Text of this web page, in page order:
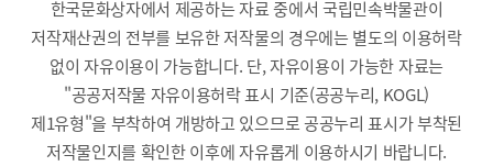
한국문화상자에서 제공하는 자료 중에서 국립민속박물관이
저작재산권의 전부를 보유한 저작물의 경우에는 별도의 이용허락
없이 자유이용이 가능합니다. 단, 자유이용이 가능한 자료는
"공공저작물 자유이용허락 표시 기준(공공누리, KOGL)
제1유형"을 부착하여 개방하고 있으므로 공공누리 표시가 부착된
저작물인지를 확인한 이후에 자유롭게 이용하시기 바랍니다.